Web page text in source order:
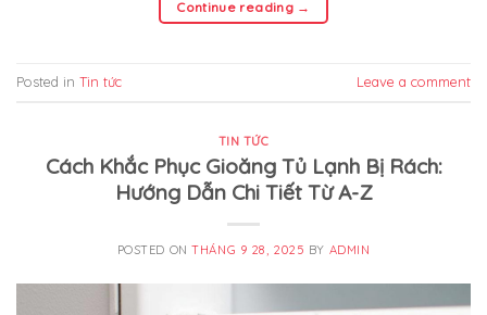
Continue reading →
Posted in Tin tức Leave a comment
TIN TỨC
Cách Khắc Phục Gioăng Tủ Lạnh Bị Rách:
Hướng Dẫn Chi Tiết Từ A-Z
POSTED ONTHÁNG 9 28, 2025 BY ADMIN